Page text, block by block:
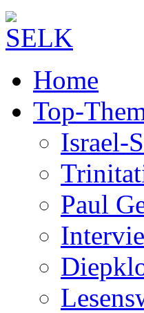
Home
Top-
Israel-
Paul